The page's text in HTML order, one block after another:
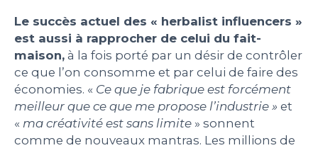
Le succès actuel des « herbalist influencers »
est aussi à rapprocher de celui du fait-
maison, à la fois porté par un désir de contrôler
ce que l’on consomme et par celui de faire des
économies. « Ce que je fabrique est forcément
meilleur que ce que me propose l’industrie » et
« ma créativité est sans limite » sonnent
comme de nouveaux mantras. Les millions de